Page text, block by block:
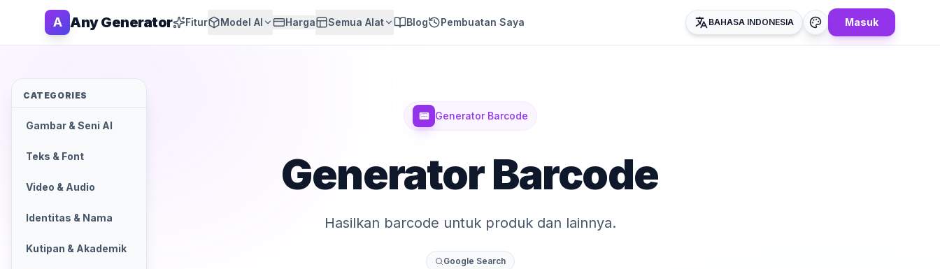
A Any Generator Fitur Model AI Harga Semua Alat Blog Pembuatan Saya BAHASA INDONESIA Masuk
📟 Generator Barcode
Generator Barcode
Hasilkan barcode untuk produk dan lainnya.
Google Search
CATEGORIES
Gambar & Seni AI
Teks & Font
Video & Audio
Identitas & Nama
Kutipan & Akademik